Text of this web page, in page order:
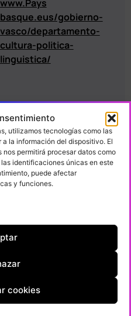
utilizamos tecnologías como las
la información del dispositivo. El
permitirá procesar datos como
identificaciones únicas en este
puede afectar
y funciones.
cookies
www.Pays
basque.eus/gobierno-
vasco/departamento-
cultura-politica-
linguistica/
l'éducation,
Pays basque
réglementation